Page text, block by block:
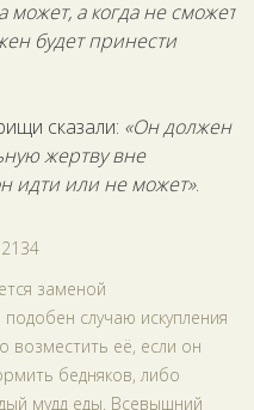
может, а когда не сможет
будет принести
сказали: «Он должен
жертву вне
идти или не может».
заменой
случаю искупления
её, если он
бедняков, либо
мудд еды. Всевышний